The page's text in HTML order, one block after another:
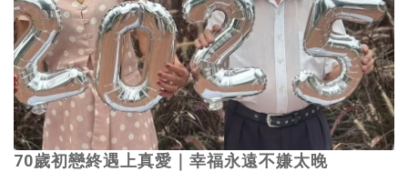
70歲初戀終遇上真愛｜幸福永遠不嫌太晚